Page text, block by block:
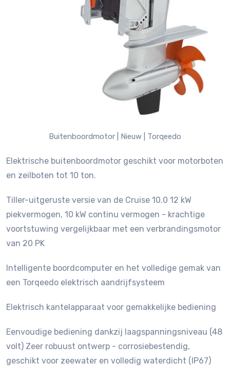
Buitenboordmotor | Nieuw | Torqeedo
Elektrische buitenboordmotor geschikt voor motorboten
en zeilboten tot 10 ton.
Tiller-uitgeruste versie van de Cruise 10.0 12 kW
piekvermogen, 10 kW continu vermogen - krachtige
voortstuwing vergelijkbaar met een verbrandingsmotor
van 20 PK
Intelligente boordcomputer en het volledige gemak van
een Torqeedo elektrisch aandrijfsysteem
Elektrisch kantelapparaat voor gemakkelijke bediening
Eenvoudige bediening dankzij laagspanningsniveau (48
volt) Zeer robuust ontwerp - corrosiebestendig,
geschikt voor zeewater en volledig waterdicht (IP67)